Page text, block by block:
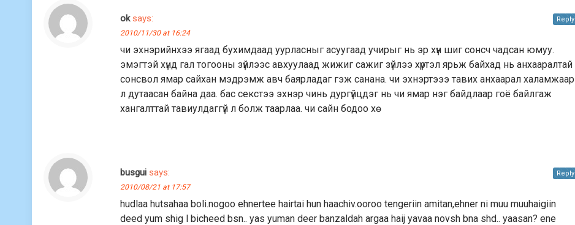
ok says:
2010/11/30 at 16:24
чи эхнэрийнхээ ягаад бухимдаад уурласныг асуугаад учирыг нь эр хүн шиг сонсч чадсан юмуу.
эмэгтэй хүнд гал тогооны зүйлээс авхуулаад жижиг сажиг зүйлээ хүртэл ярьж байхад нь анхааралтай
сонсвол ямар сайхан мэдрэмж авч баярладаг гэж санана. чи эхнэртэээ тавих анхаарал халамжаар
л дутаасан байна даа. бас секстээ эхнэр чинь дургүйцдэг нь чи ямар нэг байдлаар гоё байлгаж
хангалттай тавиулдаггүй л болж таарлаа. чи сайн бодоо хө
Reply
busgui says:
2010/08/21 at 17:57
hudlaa hutsahaa boli.nogoo ehnertee hairtai hun haachiv.ooroo tengeriin amitan,ehner ni muu muuhaigiin
deed yum shig l bicheed bsn.. yas yuman deer banzaldah argaa haij yavaa novsh bna shd.. yaasan? ene
Reply